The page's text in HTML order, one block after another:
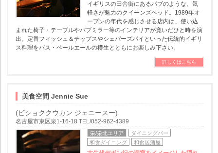
イギリスの田舎街にあるパブのような、気
軽さが魅力のクイーンズヘッド。1989年オ
ープンの年代を感じさせる店内は、使い込
まれた椅子・テーブルやパブミラー等のインテリアが寛いだひと時を演
出。定番フィッシュ＆チップスやシェパーズパイといった伝統的イギリ
ス料理をバス・ペールエールの樽生とともにお楽しみ下さい。
詳しくはこちら
美食空間 Jennie Sue
(ビショククウカン ジェニースー)
名古屋市東区泉1-16-18 TEL/052-962-4389
栄/栄北エリア
ダイニングバー
和食ダイニング
和食居酒屋